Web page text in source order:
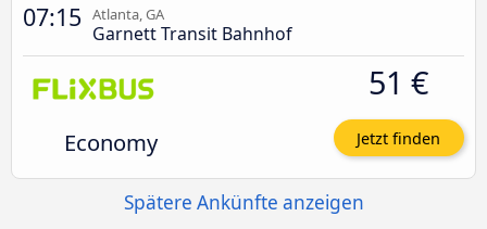
07:15 Atlanta, GA
Garnett Transit Bahnhof
Economy
51 €
Jetzt finden
Spätere Ankünfte anzeigen